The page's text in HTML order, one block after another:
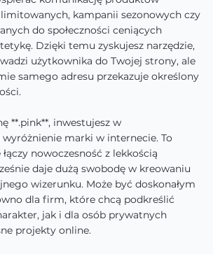
kampanii sezonowych czy
do społeczności ceniących
Dzięki temu zyskujesz narzędzie,
użytkownika do Twojej strony, ale
samego adresu przekazuje określony
**.pink**, inwestujesz w
marki w internecie. To
nowoczesność z lekkością
daje dużą swobodę w kreowaniu
wizerunku. Może być doskonałym
dla firm, które chcą podkreślić
jak i dla osób prywatnych
projekty online.